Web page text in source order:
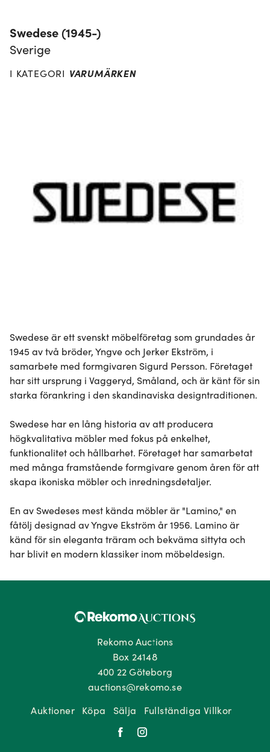
Swedese (1945-)
Sverige
I KATEGORI VARUMÄRKEN
Swedese är ett svenskt möbelföretag som grundades år
1945 av två bröder, Yngve och Jerker Ekström, i
samarbete med formgivaren Sigurd Persson. Företaget
har sitt ursprung i Vaggeryd, Småland, och är känt för sin
starka förankring i den skandinaviska designtraditionen.
Swedese har en lång historia av att producera
högkvalitativa möbler med fokus på enkelhet,
funktionalitet och hållbarhet. Företaget har samarbetat
med många framstående formgivare genom åren för att
skapa ikoniska möbler och inredningsdetaljer.
En av Swedeses mest kända möbler är "Lamino," en
fåtölj designad av Yngve Ekström år 1956. Lamino är
känd för sin eleganta träram och bekväma sittyta och
har blivit en modern klassiker inom möbeldesign.
Rekomo Auctions
Box 24148
400 22 Göteborg
auctions@rekomo.se
Auktioner
Köpa Sälja Fullständiga Villkor